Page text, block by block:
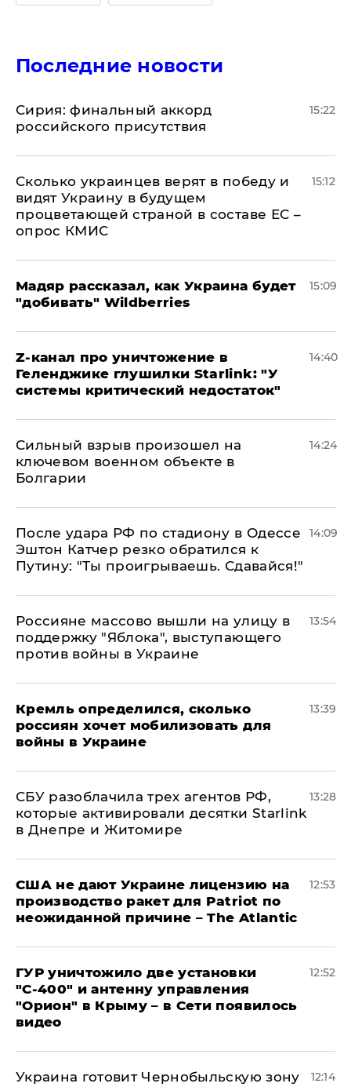
Последние новости
​Сирия: финальный аккорд
российского присутствия
15:22
Сколько украинцев верят в победу и
видят Украину в будущем
процветающей страной в составе ЕС –
опрос КМИС
15:12
Мадяр рассказал, как Украина будет
"добивать" Wildberries
15:09
Z-канал про уничтожение в
Геленджике глушилки Starlink: "У
системы критический недостаток"
14:40
Сильный взрыв произошел на
ключевом военном объекте в
Болгарии
14:24
После удара РФ по стадиону в Одессе
Эштон Катчер резко обратился к
Путину: "Ты проигрываешь. Сдавайся!"
14:09
Россияне массово вышли на улицу в
поддержку "Яблока", выступающего
против войны в Украине
13:54
Кремль определился, сколько
россиян хочет мобилизовать для
войны в Украине
13:39
СБУ разоблачила трех агентов РФ,
которые активировали десятки Starlink
в Днепре и Житомире
13:28
США не дают Украине лицензию на
производство ракет для Patriot по
неожиданной причине – The Atlantic
12:53
ГУР уничтожило две установки
"С‑400" и антенну управления
"Орион" в Крыму – в Сети появилось
видео
12:52
Украина готовит Чернобыльскую зону
12:14